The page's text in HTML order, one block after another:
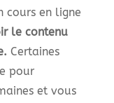
cours en ligne
le contenu
Certaines
pour
et vous